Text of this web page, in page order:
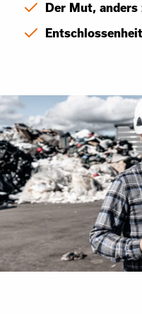
Der Mut, anders